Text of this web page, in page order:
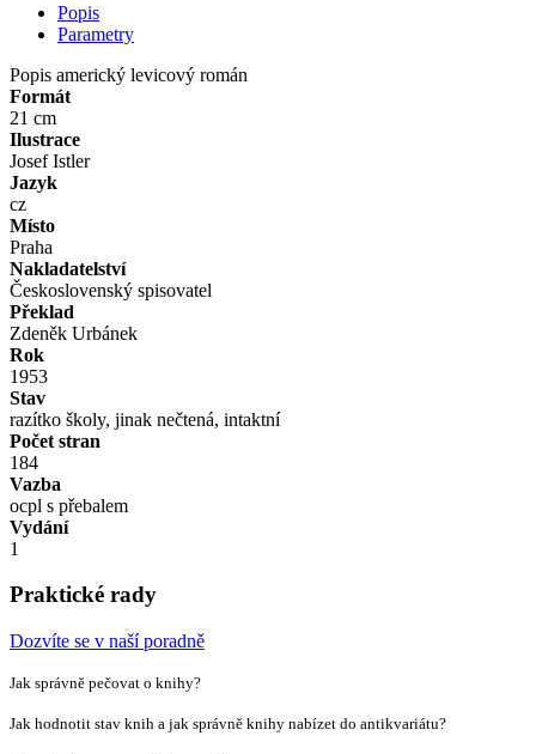
Popis
Parametry
Popis americký levicový román
Formát
21 cm
Ilustrace
Josef Istler
Jazyk
cz
Místo
Praha
Nakladatelství
Československý spisovatel
Překlad
Zdeněk Urbánek
Rok
1953
Stav
razítko školy, jinak nečtená, intaktní
Počet stran
184
Vazba
ocpl s přebalem
Vydání
1
Praktické rady
Dozvíte se v naší poradně
Jak správně pečovat o knihy?
Jak hodnotit stav knih a jak správně knihy nabízet do antikvariátu?